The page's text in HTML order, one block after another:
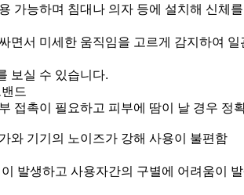
가능하며 침대나 의자 등에 설치해 신체
면서 미세한 움직임을 고르게 감지하여
보실 수 있습니다.
드
접촉이 필요하고 피부에 땀이 날 경우 정
와 기기의 노이즈가 강해 사용이 불편함
발생하고 사용자간의 구별에 어려움이